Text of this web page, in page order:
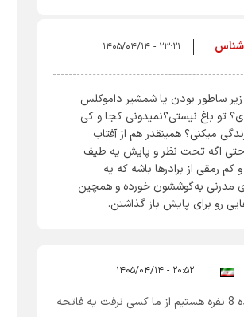
۲۳:۲۱ - ۱۴۰۵/۰۴/۱۴
ساطور بودن یا شمشیر داموکلس
تو باغ نیستی؟نمیدونی کجا و کی
میکنی؟ همینقدر هم از آفتاب
حتی اگه تحت نظر و پایش یه طیف
کم رمقی از برادرها باشه که یه
مدرنی به‌گوششون خورده و همچین‌
رو برای پایش باز گذاشتن.
۲۰:۵۲ - ۱۴۰۵/۰۴/۱۴
ما یه خانواده 8 نفره هستیم از ما کسی نرفت یه فاتحه